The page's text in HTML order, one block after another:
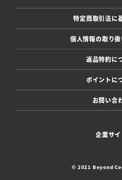
特定商取引法に
個人情報の取り
返品特約に
ポイントに
お問い合
企業サイ
© 2021 Beyond